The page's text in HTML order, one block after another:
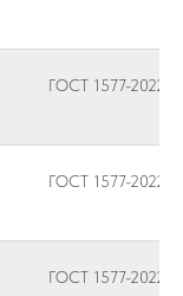
ГОСТ 1577-2022
ГОСТ 1577-2022
ГОСТ 1577-2022